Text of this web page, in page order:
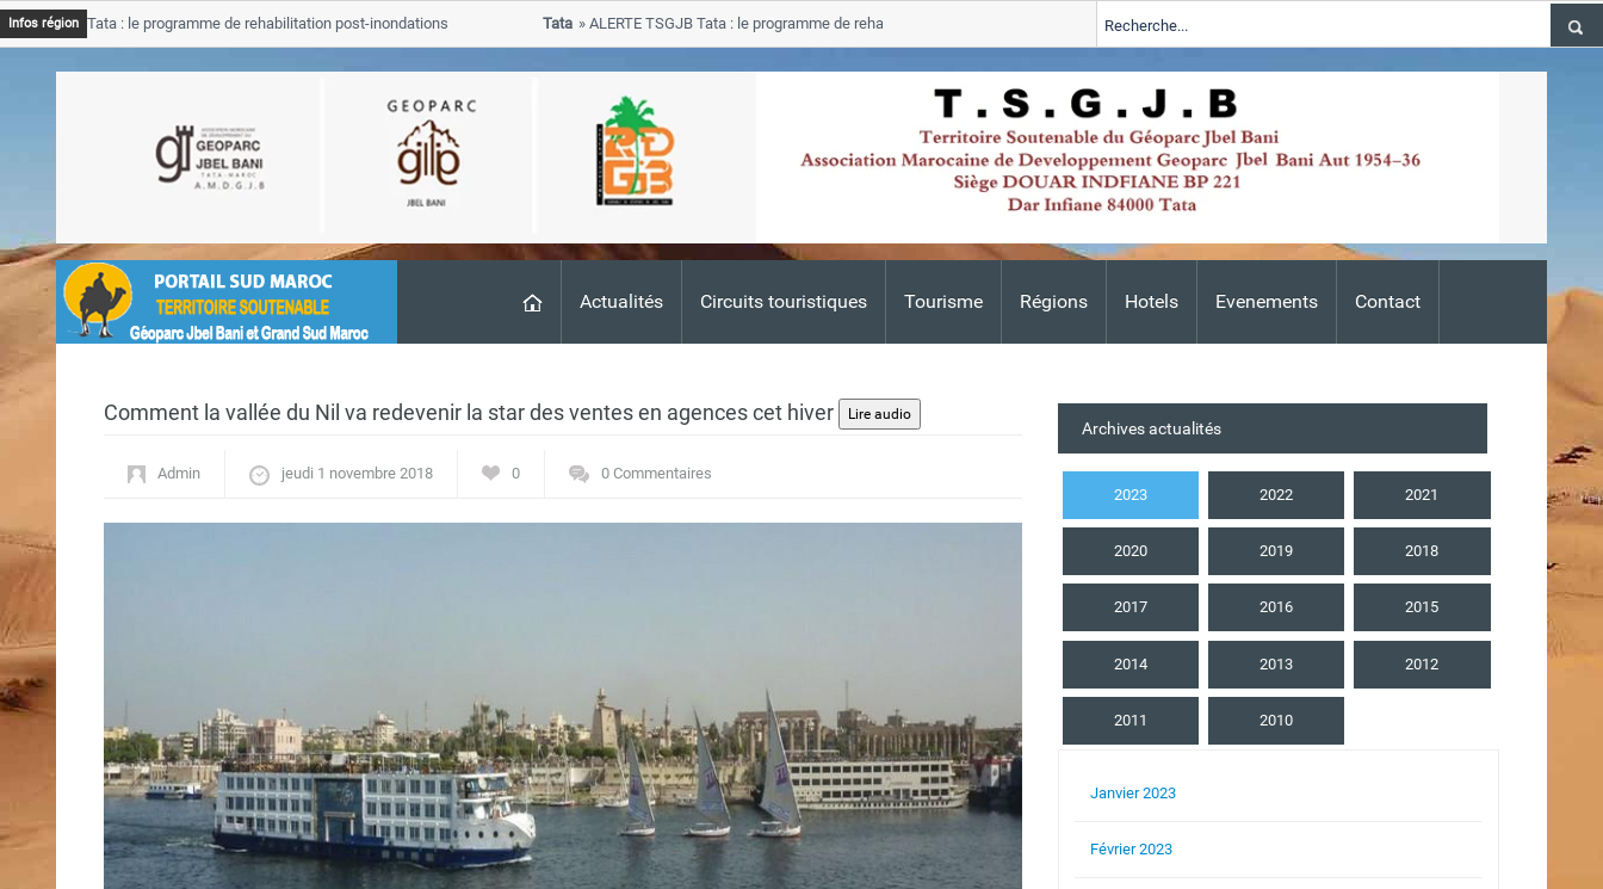
Actualités Circuits touristiques Tourisme Régions Hotels Evenements Contact
Infos région
de Tata : le programme de rehabilitation post-inondations
ALERTE TSGJB Tata : le programme de rehabilitation post-inondations 2024-2026
progresse dans les zones sinistrees
ALERTE TSGJB Tata : l’ANDZOA lance une
Adis
Comment la vallée du Nil va redevenir la star des ventes en agences cet hiver
Admin jeudi 1 novembre 2018 0 0 Commentaires
Archives actualités
2023 2022 2021
2020 2019 2018
2017 2016 2015
2014 2013 2012
2011 2010
Janvier 2023
Février 2023